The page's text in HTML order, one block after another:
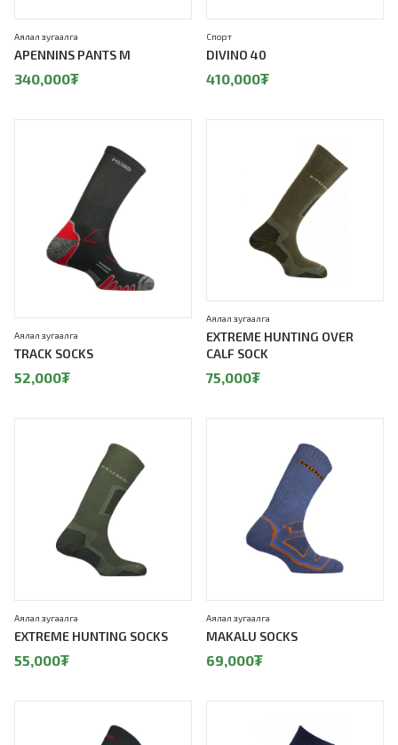
APENNINS PANTS M
Аялал зугаалга
340,000₮
DIVINO 40
Спорт
410,000₮
TRACK SOCKS
Аялал зугаалга
52,000₮
EXTREME HUNTING OVER
CALF SOCK
Аялал зугаалга
75,000₮
EXTREME HUNTING SOCKS
Аялал зугаалга
55,000₮
MAKALU SOCKS
Аялал зугаалга
69,000₮